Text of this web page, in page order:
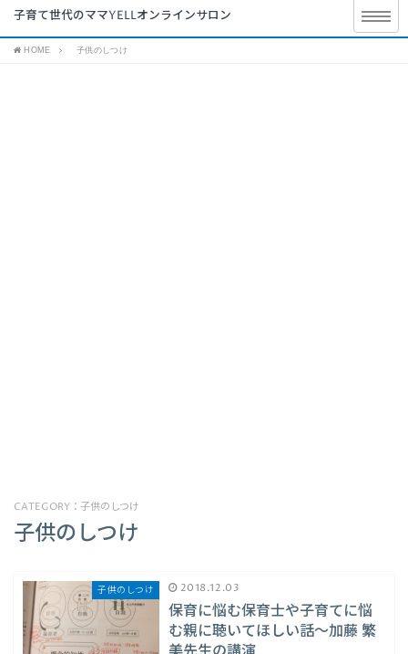
子育て世代のママYELLオンラインサロン
HOME 子供のしつけ
CATEGORY：子供のしつけ
子供のしつけ
子供のしつけ 2018.12.03
保育に悩む保育士や子育てに悩
む親に聴いてほしい話〜加藤 繁